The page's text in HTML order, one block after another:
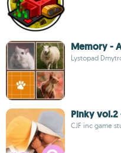
Memory -
Lystopad
Pinky vol.2
CJF inc game